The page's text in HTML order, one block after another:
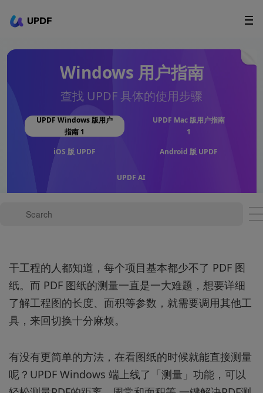
UPDF
AI Agents
在线 PDF
升级会员
Windows 用户指南
查找 UPDF 具体的使用步骤
UPDF Windows 版用户
指南 1
UPDF Mac 版用户指南
1
iOS 版 UPDF
Android 版 UPDF
UPDF AI
干工程的人都知道，每个项目基本都少不了 PDF 图
纸。而 PDF 图纸的测量一直是一大难题，想要详细
了解工程图的长度、面积等参数，就需要调用其他工
具，来回切换十分麻烦。
有没有更简单的方法，在看图纸的时候就能直接测量
呢？UPDF Windows 端上线了「测量」功能，可以